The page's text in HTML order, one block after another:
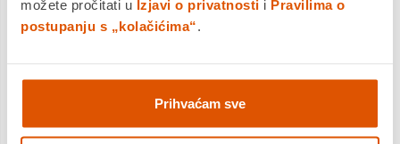
možete pročitati u Izjavi o privatnosti i Pravilima o
postupanju s „kolačićima“.
Prihvaćam sve
DODAJTE U KOŠARICU
KUPITE ODMAH